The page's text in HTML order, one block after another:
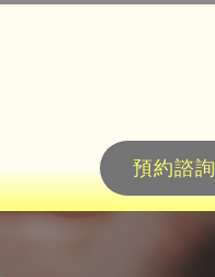
預約諮詢